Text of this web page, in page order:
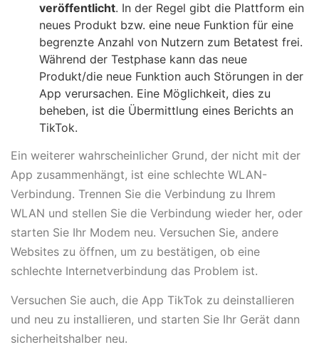
veröffentlicht. In der Regel gibt die Plattform ein
neues Produkt bzw. eine neue Funktion für eine
begrenzte Anzahl von Nutzern zum Betatest frei.
Während der Testphase kann das neue
Produkt/die neue Funktion auch Störungen in der
App verursachen. Eine Möglichkeit, dies zu
beheben, ist die Übermittlung eines Berichts an
TikTok.
Ein weiterer wahrscheinlicher Grund, der nicht mit der
App zusammenhängt, ist eine schlechte WLAN-
Verbindung. Trennen Sie die Verbindung zu Ihrem
WLAN und stellen Sie die Verbindung wieder her, oder
starten Sie Ihr Modem neu. Versuchen Sie, andere
Websites zu öffnen, um zu bestätigen, ob eine
schlechte Internetverbindung das Problem ist.
Versuchen Sie auch, die App TikTok zu deinstallieren
und neu zu installieren, und starten Sie Ihr Gerät dann
sicherheitshalber neu.